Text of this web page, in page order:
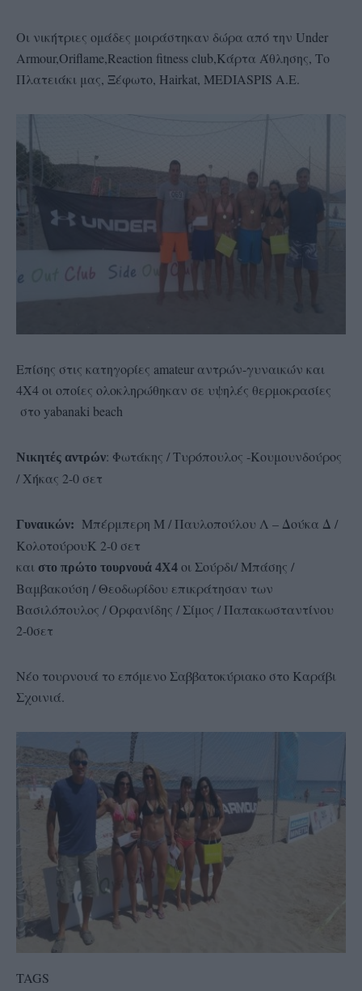
Oι νικήτριες ομάδες μοιράστηκαν δώρα από την Under
Αrmour,Oriflame,Reaction fitness club,Kάρτα Άθλησης, Το
Πλατειάκι μας, Ξέφωτο, Hairkat, MEDIASPIS A.E.
Επίσης στις κατηγορίες amateur αντρών-γυναικών και
4Χ4 οι οποίες ολοκληρώθηκαν σε υψηλές θερμοκρασίες
στο yabanaki beach
Νικητές αντρών: Φωτάκης / Τυρόπουλος -Koυμουνδούρος
/ Χήκας 2-0 σετ
Γυναικών:
Mπέρμπερη Μ / Παυλοπούλου Λ – Δούκα Δ /
ΚολοτούρουΚ 2-0 σετ
και στο πρώτο τουρνουά 4Χ4 οι Σούρδι/ Μπάσης /
Βαμβακούση / Θεοδωρίδου επικράτησαν των
Βασιλόπουλος / Ορφανίδης / Σίμος / Παπακωσταντίνου
2-0σετ
Νέο τουρνουά το επόμενο Σαββατοκύριακο στο Καράβι
Σχοινιά.
TAGS